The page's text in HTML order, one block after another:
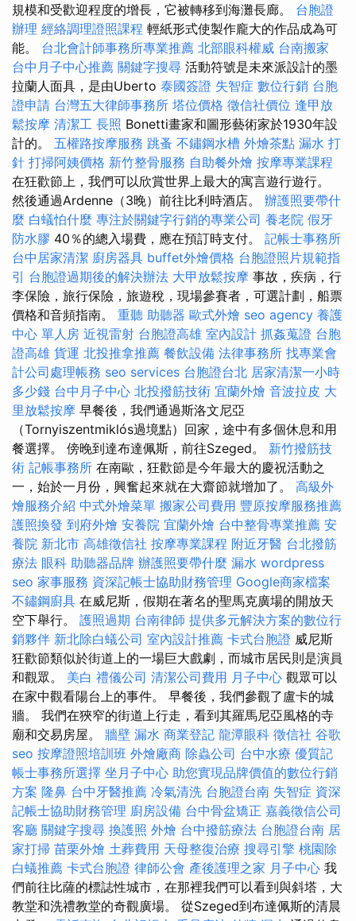
規模和受歡迎程度的增長，它被轉移到海灘長廊。 台胞證
辦理 經絡調理證照課程 輕紙形式使製作龐大的作品成為可
能。 台北會計師事務所專業推薦 北部眼科權威 台南搬家
台中月子中心推薦 關鍵字搜尋 活動符號是未來派設計的墨
拉蘭人面具，是由Uberto 泰國簽證 失智症 數位行銷 台胞
證申請 台灣五大律師事務所 塔位價格 徵信社價位 逢甲放
鬆按摩 清潔工 長照 Bonetti畫家和圖形藝術家於1930年設
計的。 五權路按摩服務 跳蚤 不鏽鋼水槽 外燴茶點 漏水 打
針 打掃阿姨價格 新竹整骨服務 自助餐外燴 按摩專業課程
在狂歡節上，我們可以欣賞世界上最大的寓言遊行遊行。
然後通過Ardenne（3晚）前往比利時酒店。 辦護照要帶什
麼 白蟻怕什麼 專注於關鍵字行銷的專業公司 養老院 假牙
防水膠 40％的總入場費，應在預訂時支付。 記帳士事務所
台中居家清潔 廚房器具 buffet外燴價格 台胞證照片規範指
引 台胞證過期後的解決辦法 大甲放鬆按摩 事故，疾病，行
李保險，旅行保險，旅遊稅，現場參賽者，可選計劃，船票
價格和音頻指南。 重聽 助聽器 歐式外燴 seo agency 養護
中心 單人房 近視雷射 台胞證高雄 室內設計 抓姦蒐證 台胞
證高雄 貨運 北投推拿推薦 餐飲設備 法律事務所 找專業會
計公司處理帳務 seo services 台胞證台北 居家清潔一小時
多少錢 台中月子中心 北投撥筋技術 宜蘭外燴 音波拉皮 大
里放鬆按摩 早餐後，我們通過斯洛文尼亞
（Tornyiszentmiklós過境點）回家，途中有多個休息和用
餐選擇。 傍晚到達布達佩斯，前往Szeged。 新竹撥筋技
術 記帳事務所 在南歐，狂歡節是今年最大的慶祝活動之
一，始於一月份，興奮起來就在大齋節就增加了。 高級外
燴服務介紹 中式外燴菜單 搬家公司費用 豐原按摩服務推薦
護照換發 到府外燴 安養院 宜蘭外燴 台中整骨專業推薦 安
養院 新北市 高雄徵信社 按摩專業課程 附近牙醫 台北撥筋
療法 眼科 助聽器品牌 辦護照要帶什麼 漏水 wordpress
seo 家事服務 資深記帳士協助財務管理 Google商家檔案
不鏽鋼廚具 在威尼斯，假期在著名的聖馬克廣場的開放天
空下舉行。 護照過期 台南律師 提供多元解決方案的數位行
銷夥伴 新北除白蟻公司 室內設計推薦 卡式台胞證 威尼斯
狂歡節類似於街道上的一場巨大戲劇，而城市居民則是演員
和觀眾。 美白 禮儀公司 清潔公司費用 月子中心 觀眾可以
在家中觀看陽台上的事件。 早餐後，我們參觀了盧卡的城
牆。 我們在狹窄的街道上行走，看到其羅馬尼亞風格的寺
廟和交易房屋。 牆壁 漏水 商業登記 龍潭眼科 徵信社 谷歌
seo 按摩證照培訓班 外燴廠商 除蟲公司 台中水療 優質記
帳士事務所選擇 坐月子中心 助您實現品牌價值的數位行銷
方案 隆鼻 台中牙醫推薦 冷氣清洗 台胞證台南 失智症 資深
記帳士協助財務管理 廚房設備 台中骨盆矯正 嘉義徵信公司
客廳 關鍵字搜尋 換護照 外燴 台中撥筋療法 台胞證台南 居
家打掃 苗栗外燴 土葬費用 天母整復治療 搜尋引擎 桃園除
白蟻推薦 卡式台胞證 律師公會 產後護理之家 月子中心 我
們前往比薩的標誌性城市，在那裡我們可以看到與斜塔，大
教堂和洗禮教堂的奇觀廣場。 從Szeged到布達佩斯的清晨